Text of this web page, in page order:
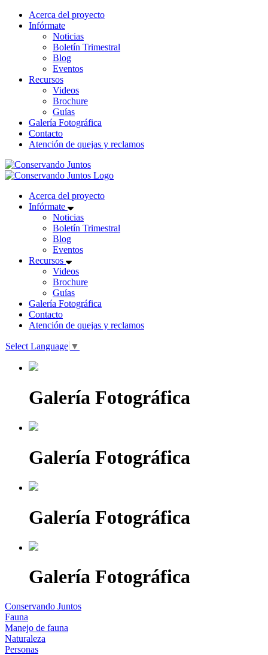
Acerca del proyecto
Infórmate
Noticias
Boletín Trimestral
Blog
Eventos
Recursos
Videos
Brochure
Guías
Galería Fotográfica
Contacto
Atención de quejas y reclamos
Acerca del proyecto
Infórmate
Noticias
Boletín Trimestral
Blog
Eventos
Recursos
Videos
Brochure
Guías
Galería Fotográfica
Contacto
Atención de quejas y reclamos
Select Language ▼
Galería Fotográfica
Galería Fotográfica
Galería Fotográfica
Galería Fotográfica
Conservando Juntos
Fauna
Manejo de fauna
Naturaleza
Personas